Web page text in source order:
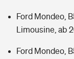
Ford Mondeo,
Limousine, ab
Ford Mondeo,